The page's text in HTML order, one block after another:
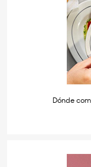
Dónde